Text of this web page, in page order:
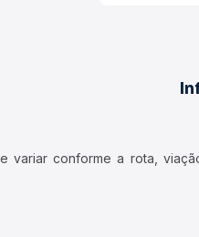
variar conforme a rota,